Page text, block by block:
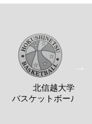
北信越大学
バスケットボール連